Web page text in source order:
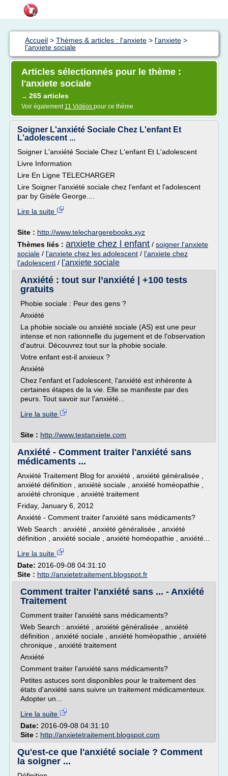
Accueil > Thèmes & articles : l'anxiete > l'anxiete >
l'anxiete sociale
Articles sélectionnés pour le thème :
l'anxiete sociale
→ 265 articles
Voir également 11 Vidéos pour ce thème
Soigner L'anxiété Sociale Chez L'enfant Et
L'adolescent ...
Soigner L'anxiété Sociale Chez L'enfant Et L'adolescent
Livre Information
Lire En Ligne TELECHARGER
Lire Soigner l'anxiété sociale chez l'enfant et l'adolescent
par by Gisèle George....
Lire la suite
Site : http://www.telechargerebooks.xyz
Thèmes liés : anxiete chez l enfant / soigner l'anxiete
sociale / l'anxiete chez les adolescent / l'anxiete chez
l'adolescent / l'anxiete sociale
Anxiété : tout sur l’anxiété | +100 tests
gratuits
Phobie sociale : Peur des gens ?
Anxiété
La phobie sociale ou anxiété sociale (AS) est une peur
intense et non rationnelle du jugement et de l'observation
d'autrui. Découvrez tout sur la phobie sociale.
Votre enfant est-il anxieux ?
Anxiété
Chez l'enfant et l'adolescent, l'anxiété est inhérente à
certaines étapes de la vie. Elle se manifeste par des
peurs. Tout savoir sur l'anxiété...
Lire la suite
Site : http://www.testanxiete.com
Anxiété - Comment traiter l'anxiété sans
médicaments ...
Anxiété Traitement Blog for anxiété , anxiété généralisée ,
anxiété définition , anxiété sociale , anxiété homéopathie ,
anxiété chronique , anxiété traitement
Friday, January 6, 2012
Anxiété - Comment traiter l'anxiété sans médicaments?
Web Search : anxiété , anxiété généralisée , anxiété
définition , anxiété sociale , anxiété homéopathie , anxiété...
Lire la suite
Date: 2016-09-08 04:31:10
Site : http://anxietetraitement.blogspot.fr
Comment traiter l'anxiété sans ... - Anxiété
Traitement
Comment traiter l'anxiété sans médicaments?
Web Search : anxiété , anxiété généralisée , anxiété
définition , anxiété sociale , anxiété homéopathie , anxiété
chronique , anxiété traitement
Anxiété
Comment traiter l'anxiété sans médicaments?
Petites astuces sont disponibles pour le traitement des
états d'anxiété sans suivre un traitement médicamenteux.
Adopter un...
Lire la suite
Date: 2016-09-08 04:31:10
Site : http://anxietetraitement.blogspot.com
Qu'est-ce que l'anxiété sociale ? Comment
la soigner ...